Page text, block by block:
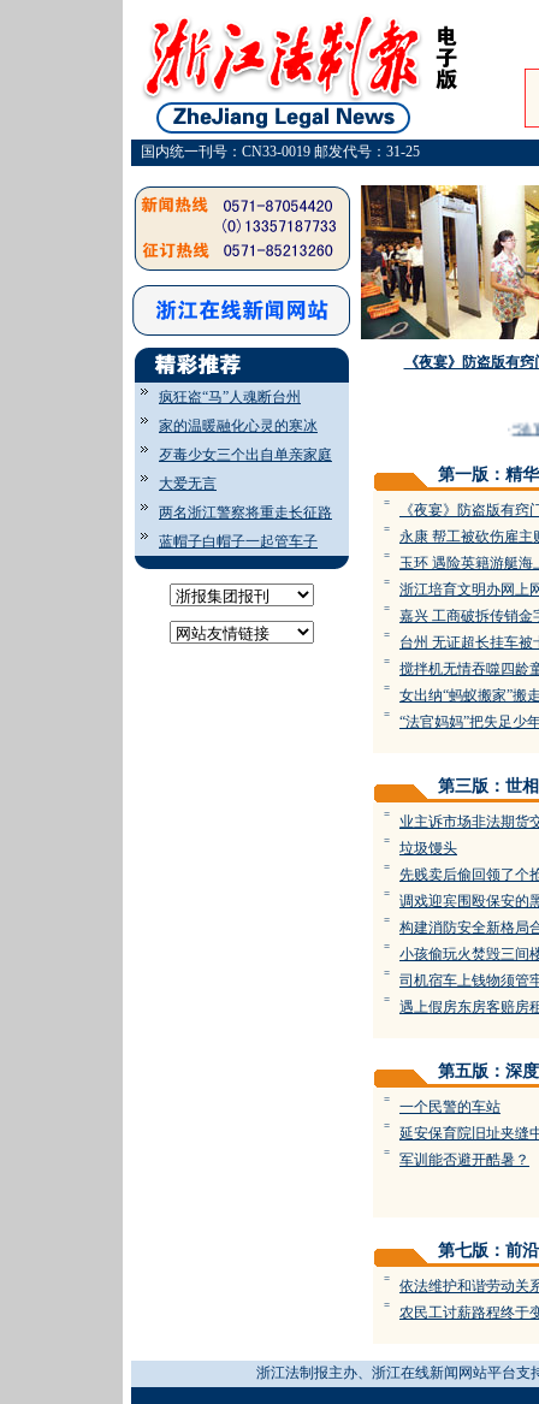
国内统一刊号：CN33-0019 邮发代号：31-25
疯狂盗“马”人魂断台州
家的温暖融化心灵的寒冰
歹毒少女三个出自单亲家庭
大爱无言
两名浙江警察将重走长征路
蓝帽子白帽子一起管车子
《夜宴》防盗版有窍
“法
第一版：精
= 《夜宴》防盗版有窍
= 永康 帮工被砍伤雇主
= 玉环 遇险英籍游艇海
= 浙江培育文明办网上
= 嘉兴 工商破拆传销金
= 台州 无证超长挂车被
= 搅拌机无情吞噬四龄
= 女出纳“蚂蚁搬家”搬
= “法官妈妈”把失足少
第三版：世相
= 业主诉市场非法期货
= 垃圾馒头
= 先贱卖后偷回领了个
= 调戏迎宾围殴保安的
= 构建消防安全新格局
= 小孩偷玩火焚毁三间
= 司机宿车上钱物须管
= 遇上假房东房客赔房
第五版：深度
= 一个民警的车站
= 延安保育院旧址夹缝
= 军训能否避开酷暑？
第七版：前沿
= 依法维护和谐劳动关
= 农民工讨薪路程终于
浙江法制报主办、浙江在线新闻网站平台